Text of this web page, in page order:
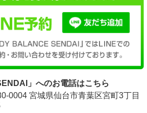
」へのお電話はこちら
0004 宮城県仙台市青葉区宮町3丁目